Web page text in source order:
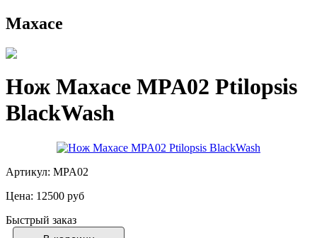
Maxace
Нож Maxace MPA02 Ptilopsis
BlackWash
Артикул: MPA02
Цена: 12500 руб
Быстрый заказ